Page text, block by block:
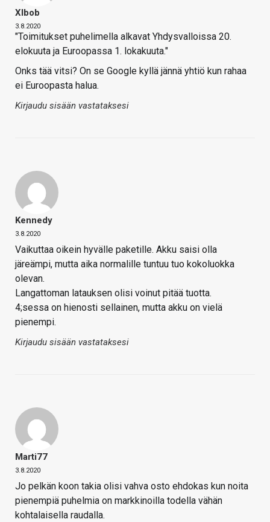
Xlbob
3.8.2020
"Toimitukset puhelimella alkavat Yhdysvalloissa 20.
elokuuta ja Euroopassa 1. lokakuuta."
Onks tää vitsi? On se Google kyllä jännä yhtiö kun rahaa
ei Euroopasta halua.
Kirjaudu sisään vastataksesi
Kennedy
3.8.2020
Vaikuttaa oikein hyvälle paketille. Akku saisi olla
järeämpi, mutta aika normalille tuntuu tuo kokoluokka
olevan.
Langattoman latauksen olisi voinut pitää tuotta.
4;sessa on hienosti sellainen, mutta akku on vielä
pienempi.
Kirjaudu sisään vastataksesi
Marti77
3.8.2020
Jo pelkän koon takia olisi vahva osto ehdokas kun noita
pienempiä puhelmia on markkinoilla todella vähän
kohtalaisella raudalla.